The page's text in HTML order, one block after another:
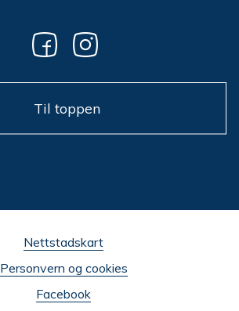
Til toppen
Nettstadskart
Personvern og cookies
Facebook